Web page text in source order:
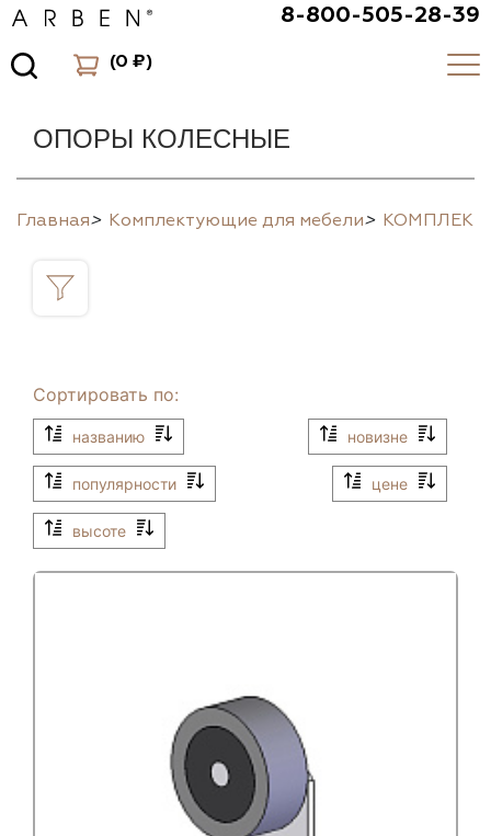
8-800-505-28-39
(0 ₽)
ОПОРЫ КОЛЕСНЫЕ
Главная> Комплектующие для мебели>
Сортировать по:
названию новизне
популярности цене
высоте